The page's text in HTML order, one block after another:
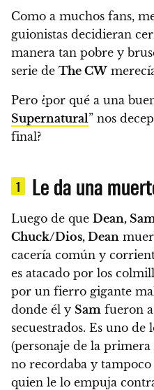
Como a muchos fans,
guionistas decidieran
manera tan pobre y
serie de The CW
Pero ¿por qué a una
Supernatural” nos
final?
1 Le da una
Luego de que Dean,
Chuck/Dios, Dean
cacería común y
es atacado por los
por un fierro gigante
donde él y Sam fueron
secuestrados. Es uno de
(personaje de la
no recordaba y tampoco
quien le lo empuja